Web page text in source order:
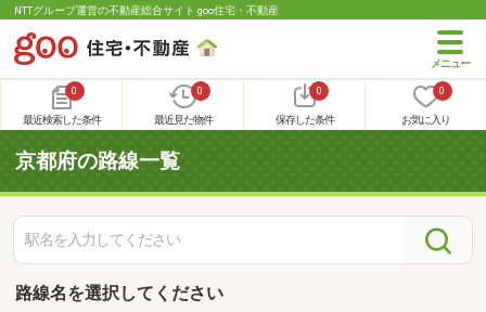
NTTグループ運営の不動産総合サイト goo住宅・不動産
0
最近検索した条件
0
最近見た物件
0
保存した条件
0
お気に入り
京都府の路線一覧
路線名を選択してください